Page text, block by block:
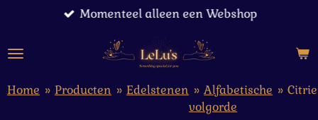
naar
hoofdinhoud
Momenteel alleen een Webshop
Home » Producten » Edelstenen » Alfabetische
volgorde
»